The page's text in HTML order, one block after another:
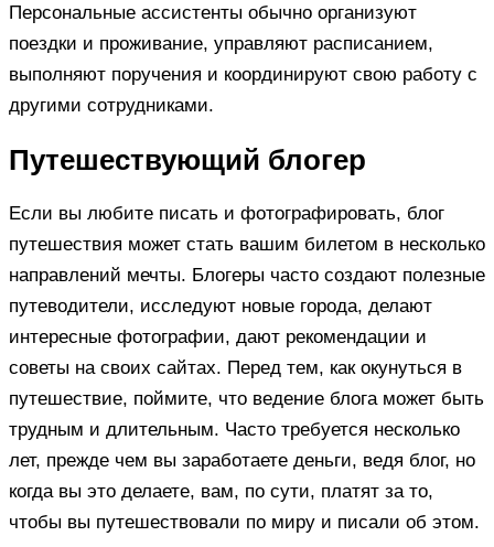
Персональные ассистенты обычно организуют
поездки и проживание, управляют расписанием,
выполняют поручения и координируют свою работу с
другими сотрудниками.
Путешествующий блогер
Если вы любите писать и фотографировать, блог
путешествия может стать вашим билетом в несколько
направлений мечты. Блогеры часто создают полезные
путеводители, исследуют новые города, делают
интересные фотографии, дают рекомендации и
советы на своих сайтах. Перед тем, как окунуться в
путешествие, поймите, что ведение блога может быть
трудным и длительным. Часто требуется несколько
лет, прежде чем вы заработаете деньги, ведя блог, но
когда вы это делаете, вам, по сути, платят за то,
чтобы вы путешествовали по миру и писали об этом.